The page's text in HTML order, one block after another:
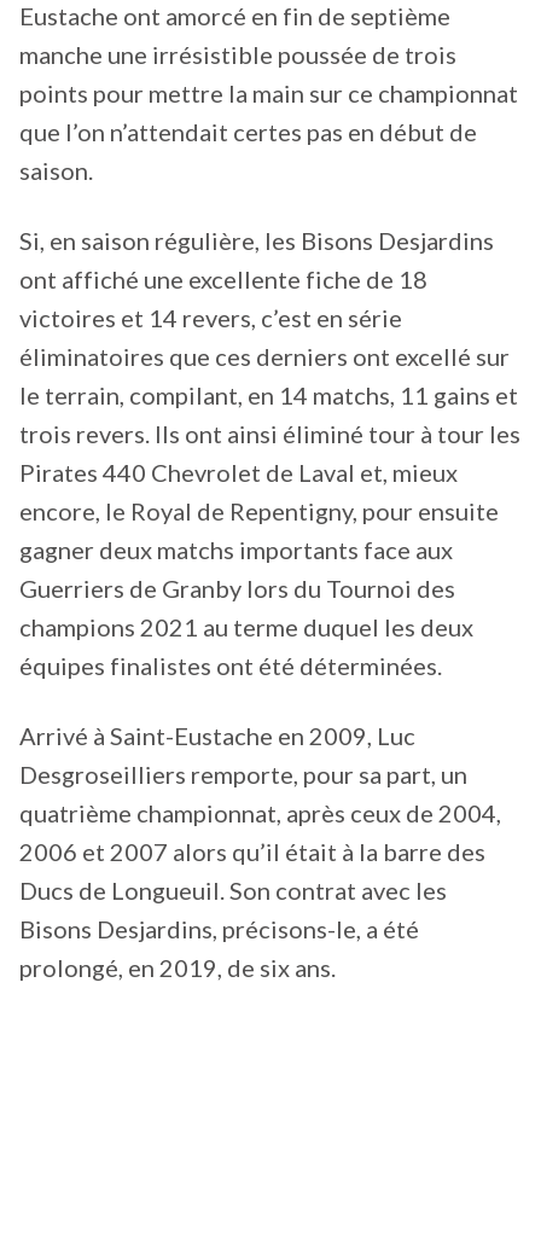
Eustache ont amorcé en fin de septième
manche une irrésistible poussée de trois
points pour mettre la main sur ce championnat
que l’on n’attendait certes pas en début de
saison.
Si, en saison régulière, les Bisons Desjardins
ont affiché une excellente fiche de 18
victoires et 14 revers, c’est en série
éliminatoires que ces derniers ont excellé sur
le terrain, compilant, en 14 matchs, 11 gains et
trois revers. Ils ont ainsi éliminé tour à tour les
Pirates 440 Chevrolet de Laval et, mieux
encore, le Royal de Repentigny, pour ensuite
gagner deux matchs importants face aux
Guerriers de Granby lors du Tournoi des
champions 2021 au terme duquel les deux
équipes finalistes ont été déterminées.
Arrivé à Saint-Eustache en 2009, Luc
Desgroseilliers remporte, pour sa part, un
quatrième championnat, après ceux de 2004,
2006 et 2007 alors qu’il était à la barre des
Ducs de Longueuil. Son contrat avec les
Bisons Desjardins, précisons-le, a été
prolongé, en 2019, de six ans.